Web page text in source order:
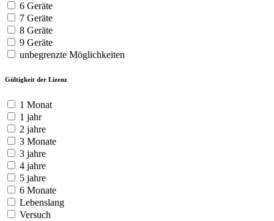
6 Geräte
7 Geräte
8 Geräte
9 Geräte
unbegrenzte Möglichkeiten
Gültigkeit der Lizenz
1 Monat
1 jahr
2 jahre
3 Monate
3 jahre
4 jahre
5 jahre
6 Monate
Lebenslang
Versuch